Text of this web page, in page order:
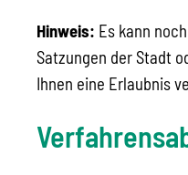
Hinweis: Es kann
Satzungen der Stadt
Ihnen eine Erlaubnis